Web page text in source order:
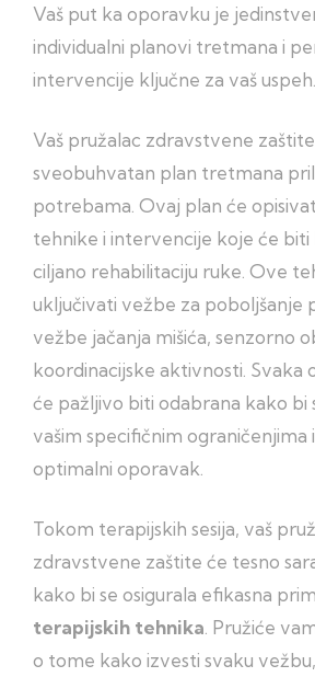
Vaš put ka oporavku je
individualni planovi tretmana i
intervencije ključne za vaš uspeh.
Vaš pružalac zdravstvene
sveobuhvatan plan tretmana
potrebama. Ovaj plan će
tehnike i intervencije koje će biti
ciljano rehabilitaciju ruke. Ove
uključivati vežbe za poboljšanje
vežbe jačanja mišića, senzorno
koordinacijske aktivnosti. Svaka
će pažljivo biti odabrana kako bi
vašim specifičnim ograničenjima
optimalni oporavak.
Tokom terapijskih sesija, vaš
zdravstvene zaštite će tesno
kako bi se osigurala efikasna
terapijskih tehnika . Pružiće
o tome kako izvesti svaku